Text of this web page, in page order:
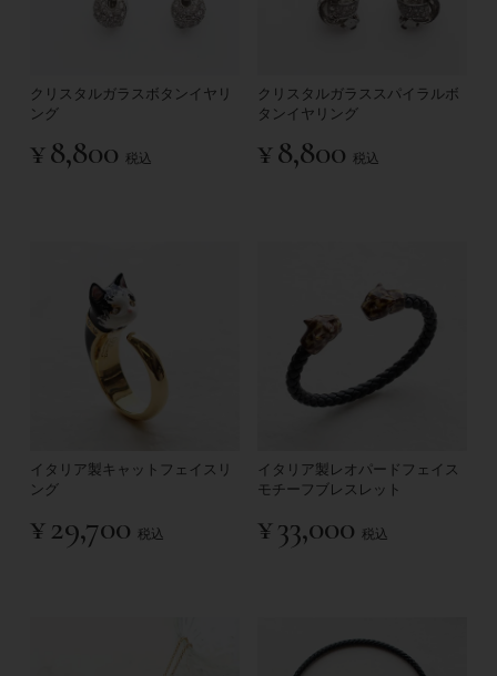
クリスタルガラスボタンイヤリ
ング
¥8,800 税込
クリスタルガラススパイラルボ
タンイヤリング
¥8,800 税込
イタリア製キャットフェイスリ
ング
¥29,700 税込
イタリア製レオパードフェイス
モチーフブレスレット
¥33,000 税込